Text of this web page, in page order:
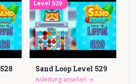
528
Level 529
Sand Loop Level 529
Anleitung ansehen →